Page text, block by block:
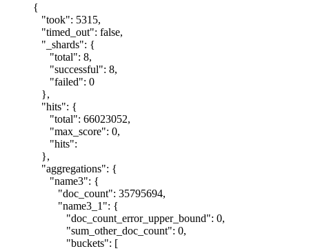
{
"took": 5315,
"timed_out": false,
"_shards": {
"total": 8,
"successful": 8,
"failed": 0
},
"hits": {
"total": 66023052,
"max_score": 0,
"hits":
},
"aggregations": {
"name3": {
"doc_count": 35795694,
"name3_1": {
"doc_count_error_upper_bound": 0,
"sum_other_doc_count": 0,
"buckets": [